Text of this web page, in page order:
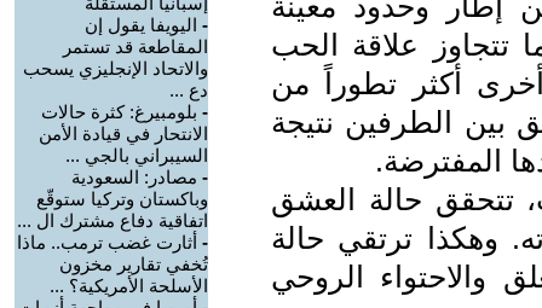
تتجاوز علاقة الحب
أكثر تطوراً من
بين الطرفين نتيجة
المفترضة.
تتحقق حالة العشق
وهكذا ترتقي حالة
والاحتواء الروحي
- اليويفا يقول إن
المقاطعة قد تستمر
والاتحاد الإنجليزي يسحب
دع ...
- بلومبيرغ: كثرة حالات
الانتحار في قيادة الأمن
السيبراني بالجي ...
- مصادر: السعودية
وباكستان وتركيا ستوقّع
اتفاقية دفاع مشترك ال ...
- أثارت غضب ترمب.. ماذا
تُخفي تقارير مخزون
الأسلحة الأمريكية؟ ...